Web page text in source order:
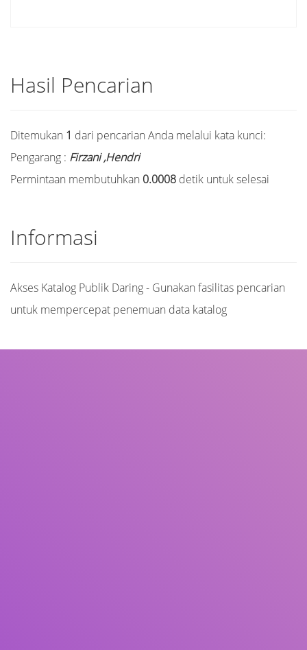
Hasil Pencarian
Ditemukan 1 dari pencarian Anda melalui kata kunci:
Pengarang : Firzani ,Hendri
Permintaan membutuhkan 0.0008 detik untuk selesai
Informasi
Akses Katalog Publik Daring - Gunakan fasilitas pencarian
untuk mempercepat penemuan data katalog